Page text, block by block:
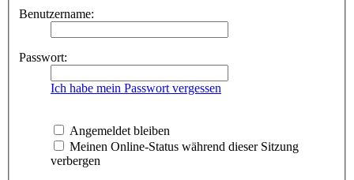
Benutzername:
Passwort:
Ich habe mein Passwort vergessen
Angemeldet bleiben
Meinen Online-Status während dieser Sitzung
verbergen